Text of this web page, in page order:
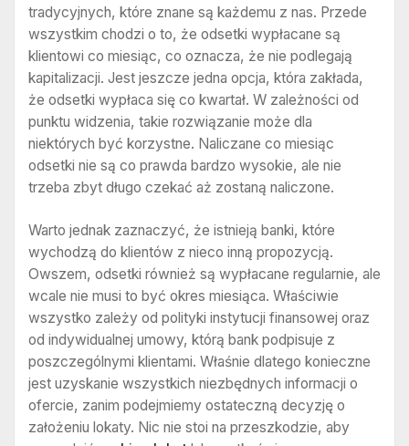
tradycyjnych, które znane są każdemu z nas. Przede
wszystkim chodzi o to, że odsetki wypłacane są
klientowi co miesiąc, co oznacza, że nie podlegają
kapitalizacji. Jest jeszcze jedna opcja, która zakłada,
że odsetki wypłaca się co kwartał. W zależności od
punktu widzenia, takie rozwiązanie może dla
niektórych być korzystne. Naliczane co miesiąc
odsetki nie są co prawda bardzo wysokie, ale nie
trzeba zbyt długo czekać aż zostaną naliczone.
Warto jednak zaznaczyć, że istnieją banki, które
wychodzą do klientów z nieco inną propozycją.
Owszem, odsetki również są wypłacane regularnie, ale
wcale nie musi to być okres miesiąca. Właściwie
wszystko zależy od polityki instytucji finansowej oraz
od indywidualnej umowy, którą bank podpisuje z
poszczególnymi klientami. Właśnie dlatego konieczne
jest uzyskanie wszystkich niezbędnych informacji o
ofercie, zanim podejmiemy ostateczną decyzję o
założeniu lokaty. Nic nie stoi na przeszkodzie, aby